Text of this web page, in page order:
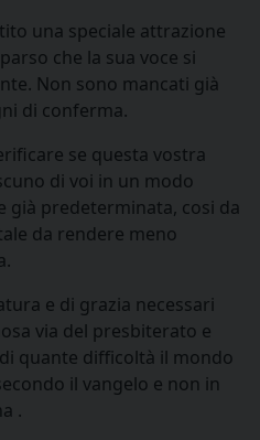
una speciale attrazione
che la sua voce si
Non sono mancati già
di conferma.
se questa vostra
di voi in un modo
già predeterminata, cosi da
da rendere meno
e di grazia necessari
via del presbiterato e
quante difficoltà il mondo
il vangelo e non in
.